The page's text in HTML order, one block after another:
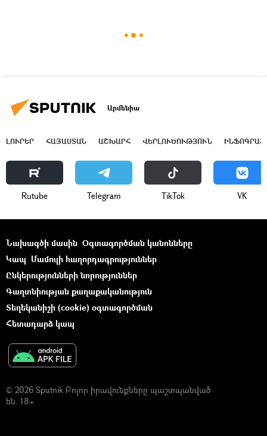
Արմենիա
ԼՈՒՐԵՐ ՀԱՅԱՍՏԱՆ ԱՇԽԱՐՀ ՎԵՐԼՈՒԾՈՒԹՅՈՒՆ
Rutube Telegram ТikТоk VK
Նախագծի մասին Օգտագործման կանոնները
Կապ Մամուլի հաղորդագրություններ
Ընկերությունների նորություններ
Գաղտնիության քաղաքականություն
Տեղեկանիշի (cookie) օգտագործման
Հետադարձ կապ
© 2026 Sputnik Բոլոր իրավունքները պաշտպանված
են. 18+